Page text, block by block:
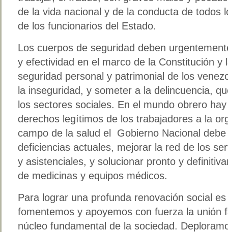
de la vida nacional y de la conducta de todos
de los funcionarios del Estado.
Los cuerpos de seguridad deben
y efectividad en el marco de la Constitución y
seguridad personal y patrimonial de los
la inseguridad, y someter a la delincuencia,
los sectores sociales. En el mundo obrero
derechos legítimos de los trabajadores a la
campo de la salud el Gobierno Nacional
deficiencias actuales, mejorar la red de los
y asistenciales, y solucionar pronto y
de medicinas y equipos médicos.
Para lograr una profunda renovación social
fomentemos y apoyemos con fuerza la unión
núcleo fundamental de la sociedad.